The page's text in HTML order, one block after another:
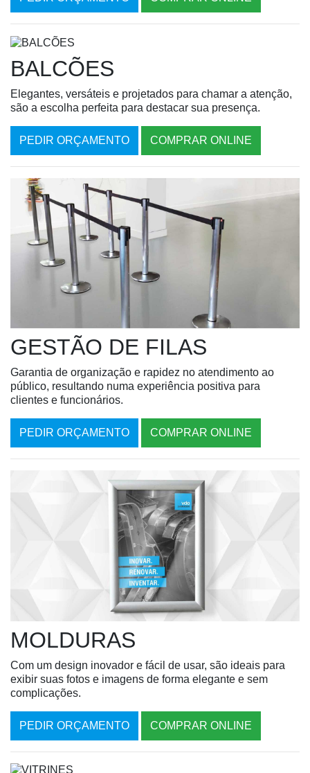
BALCÕES
Elegantes, versáteis e projetados para chamar a atenção,
são a escolha perfeita para destacar sua presença.
PEDIR ORÇAMENTO COMPRAR ONLINE
GESTÃO DE FILAS
Garantia de organização e rapidez no atendimento ao
público, resultando numa experiência positiva para
clientes e funcionários.
PEDIR ORÇAMENTO COMPRAR ONLINE
MOLDURAS
Com um design inovador e fácil de usar, são ideais para
exibir suas fotos e imagens de forma elegante e sem
complicações.
PEDIR ORÇAMENTO COMPRAR ONLINE